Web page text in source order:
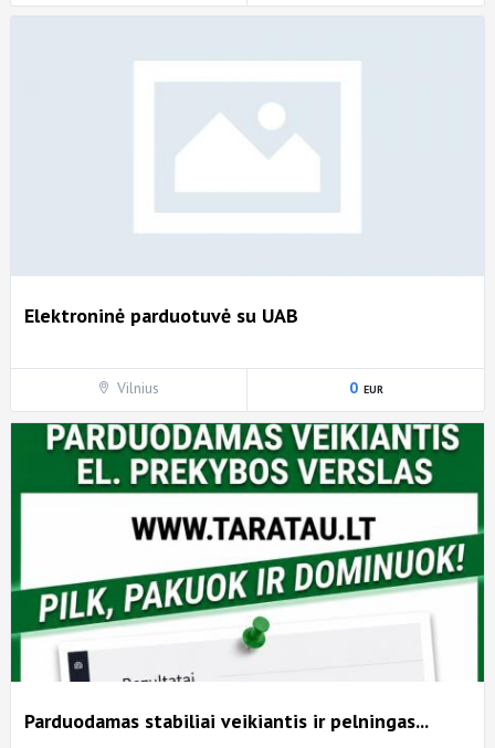
Elektroninė parduotuvė su UAB
Vilnius 0
Parduodamas stabiliai veikiantis ir pelningas...